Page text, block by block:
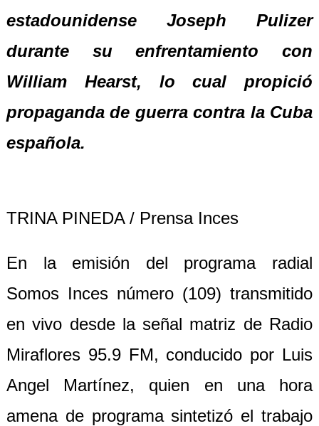
estadounidense Joseph Pulizer
durante su enfrentamiento con
William Hearst, lo cual propició
propaganda de guerra contra la Cuba
española.
TRINA PINEDA / Prensa Inces
En la emisión del programa radial
Somos Inces número (109) transmitido
en vivo desde la señal matriz de Radio
Miraflores 95.9 FM, conducido por Luis
Angel Martínez, quien en una hora
amena de programa sintetizó el trabajo